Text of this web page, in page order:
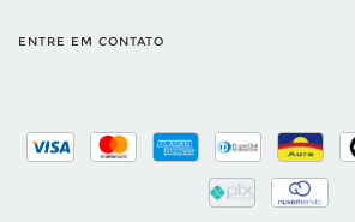
ENTRE EM CONTATO